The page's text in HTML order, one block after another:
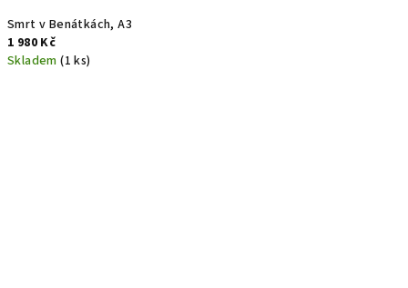
Smrt v Benátkách, A3
1 980 Kč
Skladem(1 ks)